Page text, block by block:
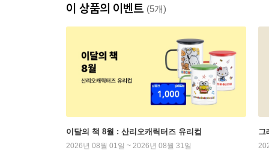
이 상품의 이벤트 (5개)
이달의 책 8월 : 산리오캐릭터즈 유리컵
2026년 08월 01일 ~ 2026년 08월 31일
그